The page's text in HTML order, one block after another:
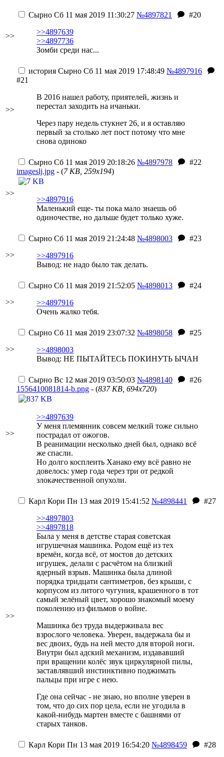
>>
Сырно Сб 11 мая 2019 11:30:27 №4897821
#20
>>4897639
>>4897736
Зомби среди нас...
>>
история Сырно Сб 11 мая 2019 17:48:49 №4897916
#21
В 2016 нашел работу, приятелей, жизнь и
перестал заходить на ичаньки.
Через пару недель стукнет 26, и я оставляю
первый за столько лет пост потому что мне
снова одиноко
>>
Сырно Сб 11 мая 2019 20:18:26 №4897978
#22
imageslj.jpg - (7 KB, 259x194)
>>4897916
Маленький еще- ты пока мало знаешь об
одиночестве, но дальше будет только хуже.
>>
Сырно Сб 11 мая 2019 21:24:48 №4898003
#23
>>4897916
Вывод: не надо было так делать.
>>
Сырно Сб 11 мая 2019 21:52:05 №4898013
#24
>>4897916
Очень жалко тебя.
>>
Сырно Сб 11 мая 2019 23:07:32 №4898058
#25
>>4898003
Вывод: НЕ ПЫТАЙТЕСЬ ПОКИНУТЬ ЫЧАН
>>
Сырно Вс 12 мая 2019 03:50:03 №4898140
#26
1556410081814-b.png - (837 KB, 694x720)
>>4897639
У меня племянник совсем мелкий тоже сильно
пострадал от ожогов.
В реанимации несколько дней был, однако всё
же спасли.
Но долго косплеить Ханако ему всё равно не
довелось: умер года через три от редкой
злокачественной опухоли.
>>
Карл Кори Пн 13 мая 2019 15:41:52 №4898441
#27
>>4897803
>>4897818
Была у меня в детстве старая советская
игрушечная машинка. Родом ещё из тех
времён, когда всё, от мостов до детских
игрушек, делали с расчётом на близкий
ядерный взрыв. Машинка была длиной
порядка тридцати сантиметров, без крыши, с
корпусом из литого чугуния, крашенного в тот
самый зелёный цвет, хорошо знакомый моему
поколению из фильмов о войне.
Машинка без труда выдерживала вес
взрослого человека. Уверен, выдержала бы и
вес двоих, будь на ней место для второй ноги.
Внутри был адский механизм, издававший
при вращении колёс звук циркулярной пилы,
заставлявший инстинктивно поджимать
пальцы при игре с нею.
Где она сейчас - не знаю, но вполне уверен в
том, что до сих пор цела, если не угодила в
какой-нибудь мартен вместе с башнями от
старых танков.
Карл Кори Пн 13 мая 2019 16:54:20 №4898459
#28